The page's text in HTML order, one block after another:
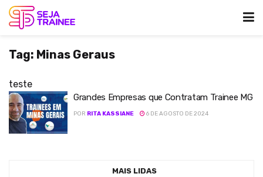
Tag: Minas Geraus
teste
Grandes Empresas que Contratam Trainee MG
POR RITA KASSIANE 6 DE AGOSTO DE 2024
MAIS LIDAS